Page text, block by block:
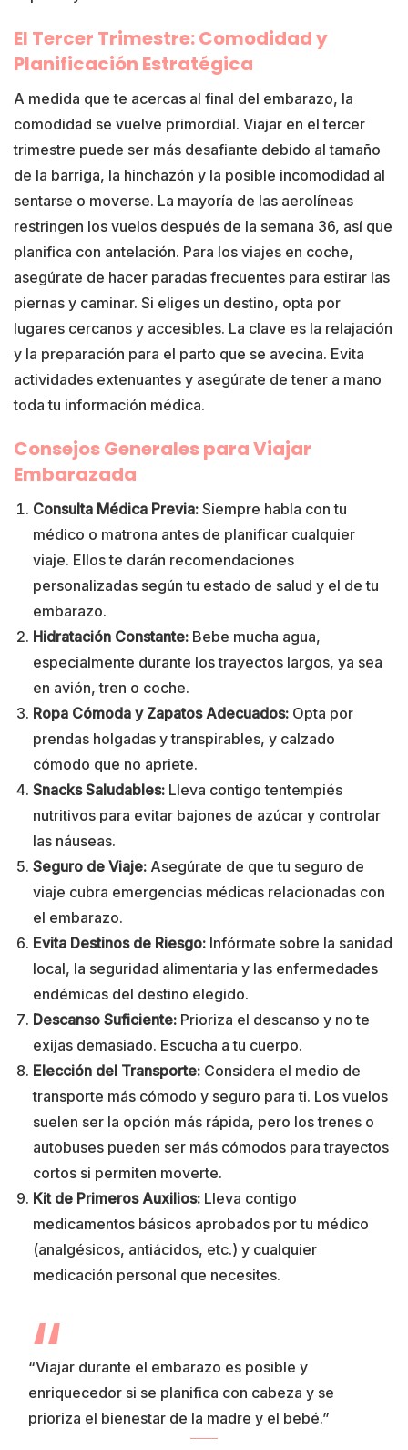
El Tercer Trimestre: Comodidad y
Planificación Estratégica
A medida que te acercas al final del embarazo, la
comodidad se vuelve primordial. Viajar en el tercer
trimestre puede ser más desafiante debido al tamaño
de la barriga, la hinchazón y la posible incomodidad al
sentarse o moverse. La mayoría de las aerolíneas
restringen los vuelos después de la semana 36, así que
planifica con antelación. Para los viajes en coche,
asegúrate de hacer paradas frecuentes para estirar las
piernas y caminar. Si eliges un destino, opta por
lugares cercanos y accesibles. La clave es la relajación
y la preparación para el parto que se avecina. Evita
actividades extenuantes y asegúrate de tener a mano
toda tu información médica.
Consejos Generales para Viajar
Embarazada
Consulta Médica Previa:Siempre habla con tu
médico o matrona antes de planificar cualquier
viaje. Ellos te darán recomendaciones
personalizadas según tu estado de salud y el de tu
embarazo.
Hidratación Constante:Bebe mucha agua,
especialmente durante los trayectos largos, ya sea
en avión, tren o coche.
Ropa Cómoda y Zapatos Adecuados:Opta por
prendas holgadas y transpirables, y calzado
cómodo que no apriete.
Snacks Saludables:Lleva contigo tentempiés
nutritivos para evitar bajones de azúcar y controlar
las náuseas.
Seguro de Viaje:Asegúrate de que tu seguro de
viaje cubra emergencias médicas relacionadas con
el embarazo.
Evita Destinos de Riesgo:Infórmate sobre la sanidad
local, la seguridad alimentaria y las enfermedades
endémicas del destino elegido.
Descanso Suficiente:Prioriza el descanso y no te
exijas demasiado. Escucha a tu cuerpo.
Elección del Transporte:Considera el medio de
transporte más cómodo y seguro para ti. Los vuelos
suelen ser la opción más rápida, pero los trenes o
autobuses pueden ser más cómodos para trayectos
cortos si permiten moverte.
Kit de Primeros Auxilios:Lleva contigo
medicamentos básicos aprobados por tu médico
(analgésicos, antiácidos, etc.) y cualquier
medicación personal que necesites.
“Viajar durante el embarazo es posible y
enriquecedor si se planifica con cabeza y se
prioriza el bienestar de la madre y el bebé.”